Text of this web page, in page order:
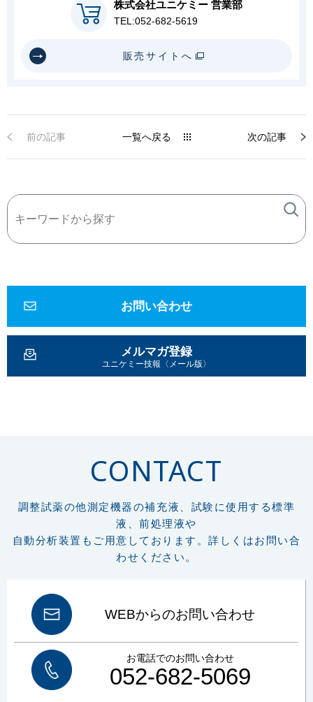
株式会社ユニケミー 営業部
TEL:052-682-5619
販売サイトへ
前の記事 一覧へ戻る 次の記事
お問い合わせ
メルマガ登録
ユニケミー技報〈メール版〉
CONTACT
調整試薬の他測定機器の補充液、試験に使用する標準
液、前処理液や
自動分析装置もご用意しております。詳しくはお問い合
わせください。
WEBからのお問い合わせ
お電話でのお問い合わせ
052-682-5069